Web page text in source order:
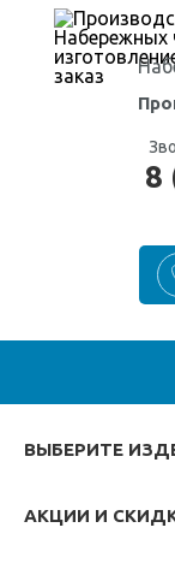
8
ВЫБЕРИТЕ
АКЦИИ И